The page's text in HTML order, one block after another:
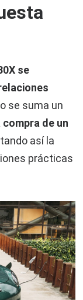
se
se suma un
compra de un
así la
prácticas